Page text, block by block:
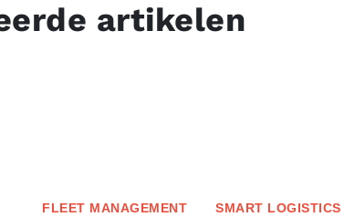
artikelen
FLEET MANAGEMENT SMART LOGISTICS